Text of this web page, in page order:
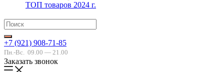
ТОП товаров 2024 г.
+7 (921) 908-71-85
Пн.-Вс. 09.00 — 21.00
Заказать звонок